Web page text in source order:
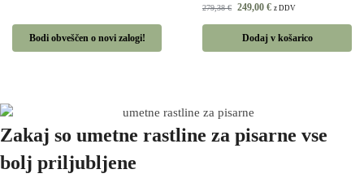
Bodi obveščen o novi zalogi!
279,38€ 249,00 € z DDV
Dodaj v košarico
Zakaj so umetne rastline za pisarne vse
bolj priljubljene